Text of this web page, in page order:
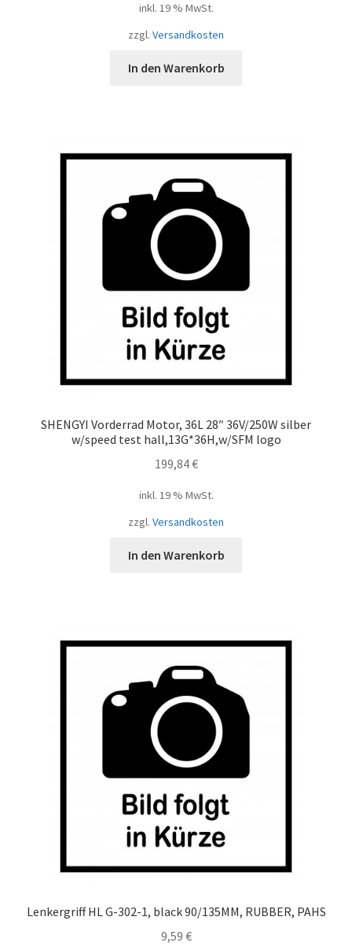
inkl. 19 % MwSt.
zzgl. Versandkosten
In den Warenkorb
SHENGYI Vorderrad Motor, 36L 28″ 36V/250W silber
w/speed test hall,13G*36H,w/SFM logo
199,84€
inkl. 19 % MwSt.
zzgl. Versandkosten
In den Warenkorb
Lenkergriff HL G-302-1, black 90/135MM, RUBBER, PAHS
9,59 €